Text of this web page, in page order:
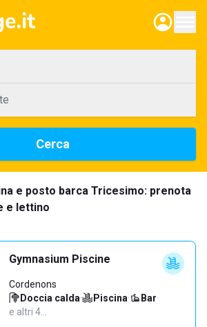
Cerca
e posto barca Tricesimo: prenota
e lettino
Gymnasium Piscine
Cordenons
Doccia calda· Piscina· Bar·
e altri 4…